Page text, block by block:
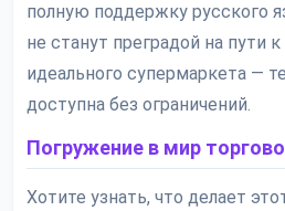
полную поддержку русского
не станут преградой на пути
идеального супермаркета —
доступна без ограничений.
Погружение в мир
Хотите узнать, что делает